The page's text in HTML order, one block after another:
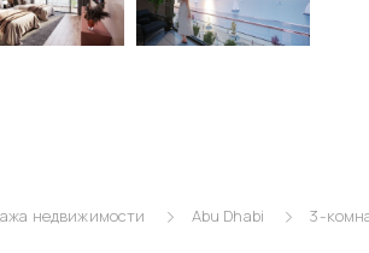
недвижимости Abu Dhabi 3-